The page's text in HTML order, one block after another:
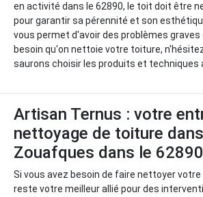
en activité dans le 62890, le toit doit être
pour garantir sa pérennité et son
vous permet d'avoir des problèmes
besoin qu'on nettoie votre toiture,
saurons choisir les produits et techniques
Artisan Ternus : votre
nettoyage de toiture
Zouafques dans le 62890
Si vous avez besoin de faire nettoyer
reste votre meilleur allié pour des